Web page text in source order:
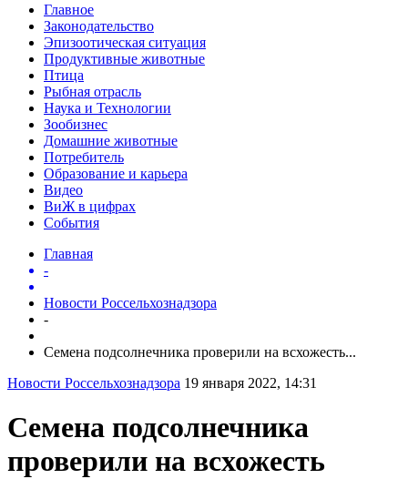
Главное
Законодательство
Эпизоотическая ситуация
Продуктивные животные
Птица
Рыбная отрасль
Наука и Технологии
Зообизнес
Домашние животные
Потребитель
Образование и карьера
Видео
ВиЖ в цифрах
События
Главная
-
Новости Россельхознадзора
-
Семена подсолнечника проверили на всхожесть...
Новости Россельхознадзора 19 января 2022, 14:31
Семена подсолнечника
проверили на всхожесть